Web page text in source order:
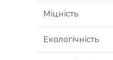
Міцність
Екологічність